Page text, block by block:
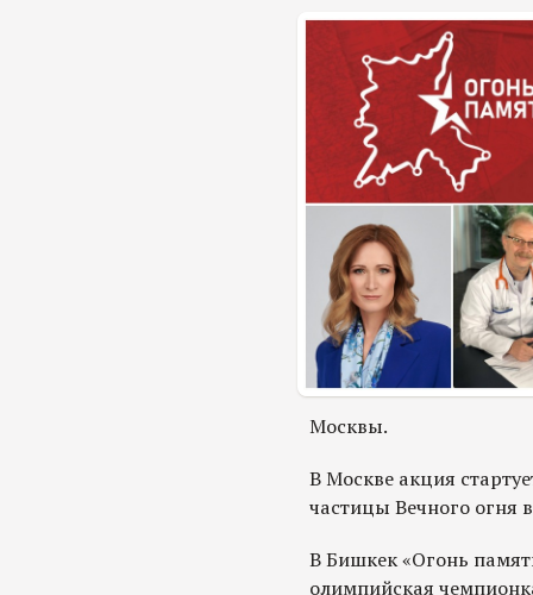
Москвы.
В Москве акция
частицы Вечного огня
В Бишкек «Огонь
олимпийская